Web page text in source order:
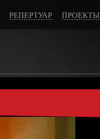
РЕПЕРТУАР ПРОЕКТЫ